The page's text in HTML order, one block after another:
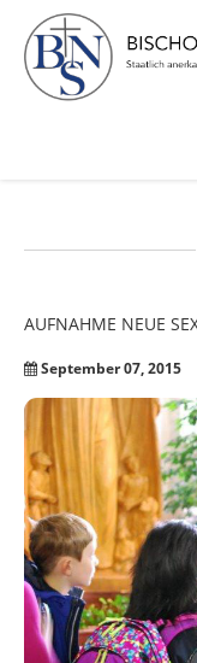
AUFNAHME NEUE
September 07, 2015